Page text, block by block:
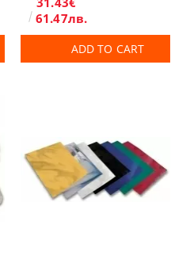
61.47лв.
ADD TO CART